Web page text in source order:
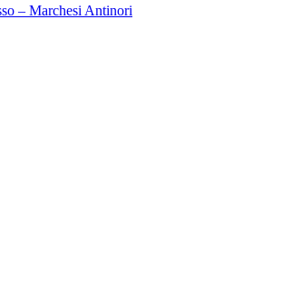
– Marchesi Antinori